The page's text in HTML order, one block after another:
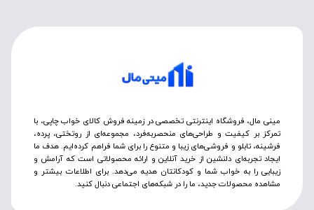
مینی مال، فروشگاه اینترنتی تخصصی در زمینه فروش کالای خواب چاپی، با
تمرکز بر کیفیت و طراحی‌های منحصربه‌فرد، مجموعه‌ای از روتختی‌، پرده،
فرشینه، تابلو و فروشی‌های زیبا و متنوع را برای شما فراهم کرده‌ایم. هدف ما
ایجاد تجربه‌ای دلنشین از خرید آنلاین و ارائه محصولاتی است که آرامش و
زیبایی را به خواب شما و کودکانتان هدیه می‌دهد. برای اطلاعات بیشتر و
مشاهده محصولات جدید، ما را در شبکه‌های اجتماعی دنبال کنید.